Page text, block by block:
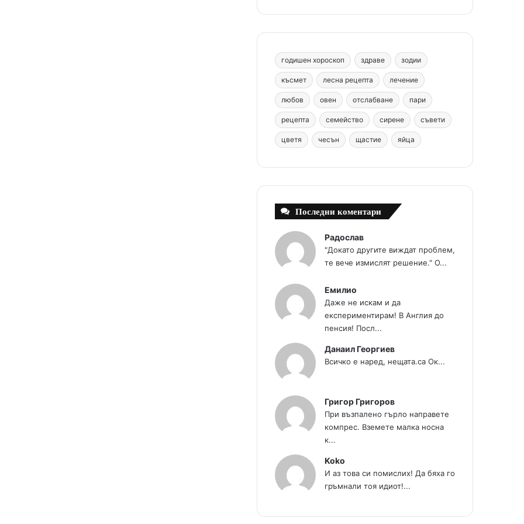
o
o
k
r
e
s
t
b
e
g
r
a
m
m
годишен хороскоп здраве зодии
късмет лесна рецепта лечение
любов овен отслабване пари
рецепта семейство сирене съвети
цветя чесън щастие яйца
Последни коментари
Радослав
"Докато другите виждат проблем,
те вече измислят решение." О...
Емилио
Даже не искам и да
експериментирам! В Англия до
пенсия! Посл...
Данаил Георгиев
Всичко е наред, нещата.са Ок...
Григор Григоров
При възпалено гърло направете
компрес. Вземете малка носна
к...
Koko
И аз това си помислих! Да бяха го
гръмнали тоя идиот!...